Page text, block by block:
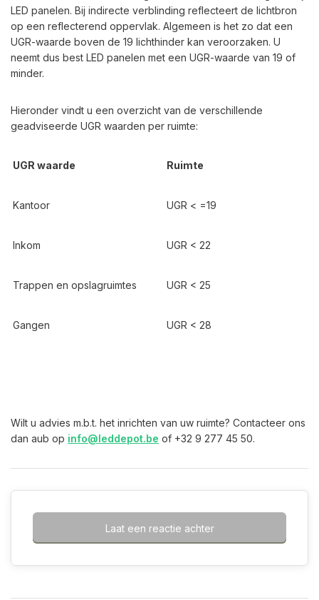
LED panelen. Bij indirecte verblinding reflecteert de lichtbron
op een reflecterend oppervlak. Algemeen is het zo dat een
UGR-waarde boven de 19 lichthinder kan veroorzaken. U
neemt dus best LED panelen met een UGR-waarde van 19 of
minder.
Hieronder vindt u een overzicht van de verschillende
geadviseerde UGR waarden per ruimte:
UGR waarde Ruimte
Kantoor UGR < =19
Inkom UGR < 22
Trappen en opslagruimtes UGR < 25
Gangen UGR < 28
Wilt u advies m.b.t. het inrichten van uw ruimte? Contacteer ons
dan aub op info@leddepot.be of +32 9 277 45 50.
Laat een reactie achter